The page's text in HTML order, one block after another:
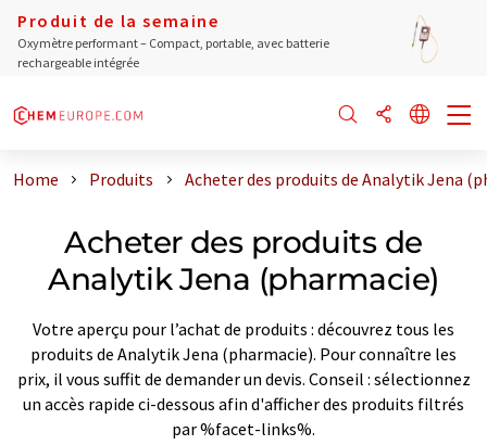
Produit de la semaine
Oxymètre performant – Compact, portable, avec batterie
rechargeable intégrée
Home Produits Acheter des produits de Analytik Jena
Acheter des produits de
Analytik Jena (pharmacie)
Votre aperçu pour l’achat de produits : découvrez tous les
produits de Analytik Jena (pharmacie). Pour connaître les
prix, il vous suffit de demander un devis. Conseil : sélectionnez
un accès rapide ci-dessous afin d'afficher des produits filtrés
par %facet-links%.